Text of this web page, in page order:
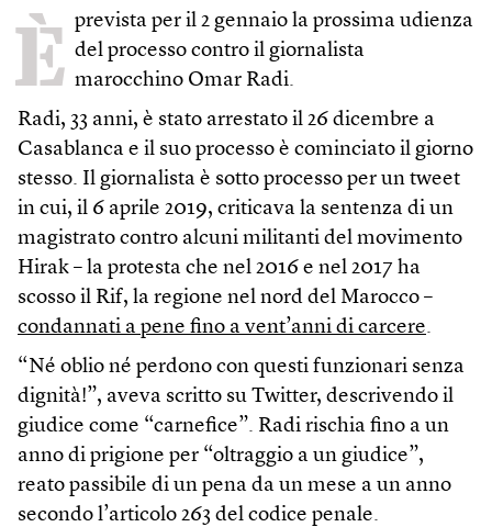
È prevista per il 2 gennaio la prossima udienza
del processo contro il giornalista
marocchino Omar Radi.
Radi, 33 anni, è stato arrestato il 26 dicembre a
Casablanca e il suo processo è cominciato il giorno
stesso. Il giornalista è sotto processo per un tweet
in cui, il 6 aprile 2019, criticava la sentenza di un
magistrato contro alcuni militanti del movimento
Hirak – la protesta che nel 2016 e nel 2017 ha
scosso il Rif, la regione nel nord del Marocco –
condannati a pene fino a vent’anni di carcere.
“Né oblio né perdono con questi funzionari senza
dignità!”, aveva scritto su Twitter, descrivendo il
giudice come “carnefice”. Radi rischia fino a un
anno di prigione per “oltraggio a un giudice”,
reato passibile di un pena da un mese a un anno
secondo l’articolo 263 del codice penale.